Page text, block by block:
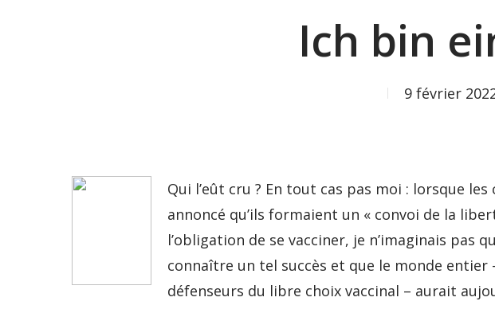
Ich bin
9 février
Qui l’eût cru ? En tout cas pas moi : lorsque
annoncé qu’ils formaient un « convoi de la
l’obligation de se vacciner, je n’imaginais pas
connaître un tel succès et que le monde entier
défenseurs du libre choix vaccinal – aurait